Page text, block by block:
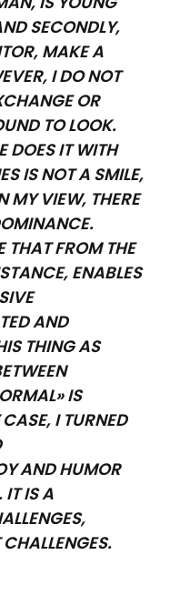
SECONDLY,
MAKE A
I DO NOT
OR
TO LOOK.
DOES IT WITH
IS NOT A SMILE,
MY VIEW, THERE
THAT FROM THE
ENABLES
AND
THING AS
IS
I TURNED
AND HUMOR
IT IS A